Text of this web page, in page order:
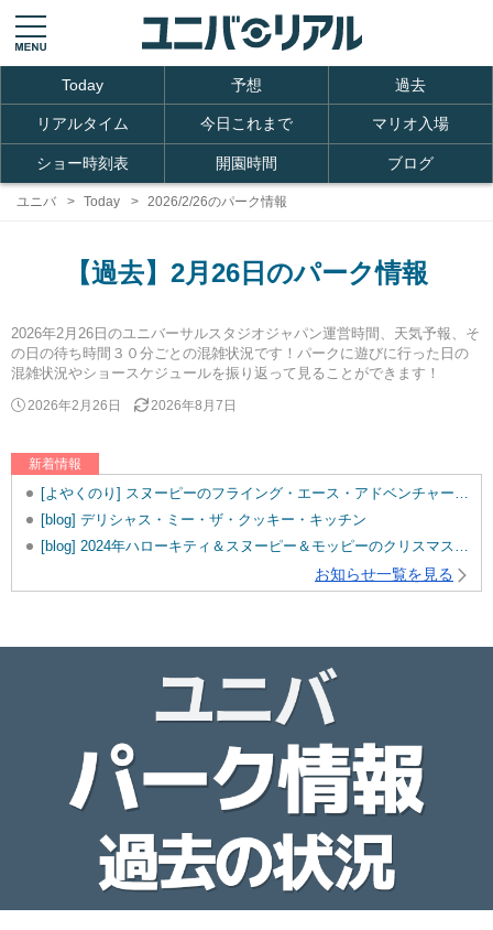
Today 予想 過去
リアルタイム 今日これまで マリオ入場
ショー時刻表 開園時間 ブログ
ユニバ Today 2026/2/26のパーク情報
【過去】2月26日のパーク情報
2026年2月26日のユニバーサルスタジオジャパン運営時間、天気予報、そ
の日の待ち時間３０分ごとの混雑状況です！パークに遊びに行った日の
混雑状況やショースケジュールを振り返って見ることができます！
2026年2月26日 2026年8月7日
新着情報
[よやくのり] スヌーピーのフライング・エース・アドベンチャーを追加しました。
[blog] デリシャス・ミー・ザ・クッキー・キッチン
[blog] 2024年ハローキティ＆スヌーピー＆モッピーのクリスマスグッズ♡
お知らせ一覧を見る